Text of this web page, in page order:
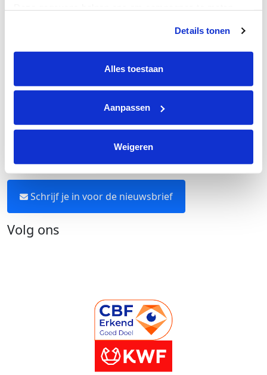
tonen. Je kunt je toestemming op elk moment wijzigen of
intrekken via Cookie instellingen onderaan de pagina. De
lijst met cookies is te vinden in het tabblad “details”.
Details tonen
Alles toestaan
Aanpassen
Weigeren
Cookie instellingen
Algemene voorwaarden
Over KWF Kankerbestrijding
Neem contact op
Blijf op de hoogte
Schrijf je in voor de nieuwsbrief
Volg ons